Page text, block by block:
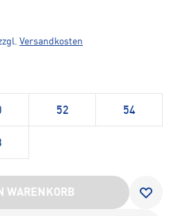
Versandkosten
52 54
WARENKORB